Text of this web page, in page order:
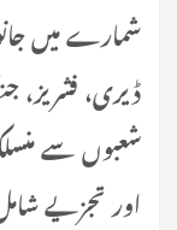
شمارے میں
ڈیری، فشریز،
شعبوں سے
اور تجزیے